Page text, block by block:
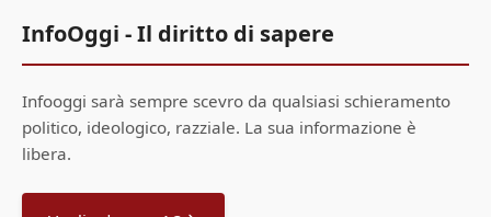
InfoOggi - Il diritto di sapere
Infooggi sarà sempre scevro da qualsiasi schieramento
politico, ideologico, razziale. La sua informazione è
libera.